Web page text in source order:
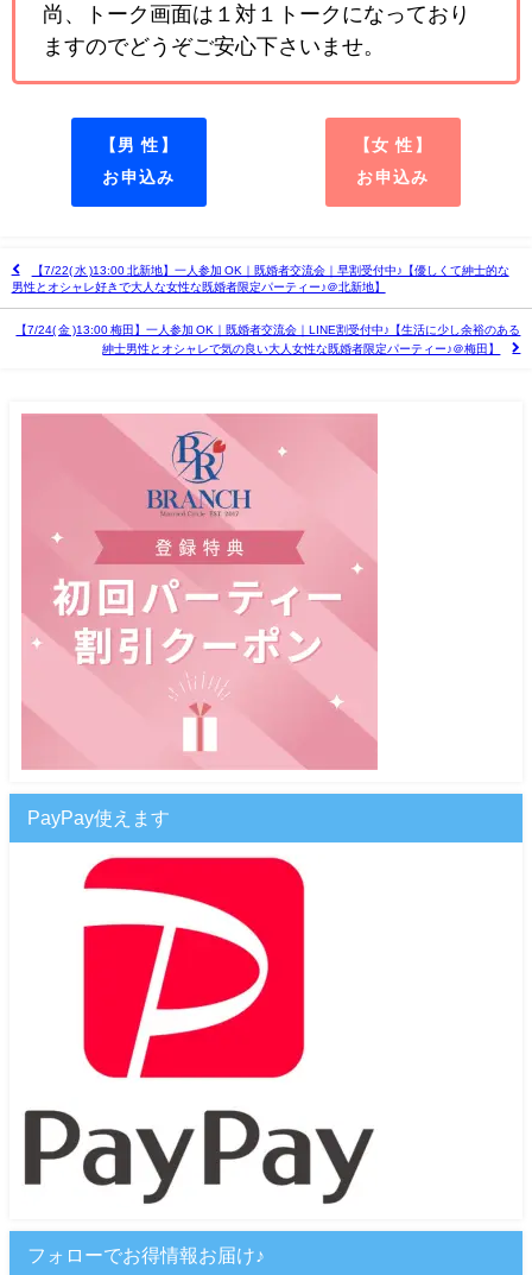
尚、トーク画面は１対１トークになっており
ますのでどうぞご安心下さいませ。
【男 性】
お申込み
【女 性】
お申込み
【7/22( 水 )13:00 北新地】一人参加 OK｜既婚者交流会｜早割受付中♪【優しくて紳士的な
男性とオシャレ好きで大人な女性な既婚者限定パーティー♪＠北新地】
【7/24( 金 )13:00 梅田】一人参加 OK｜既婚者交流会｜LINE割受付中♪【生活に少し余裕のある
紳士男性とオシャレで気の良い大人女性な既婚者限定パーティー♪＠梅田】
PayPay使えます
フォローでお得情報お届け♪